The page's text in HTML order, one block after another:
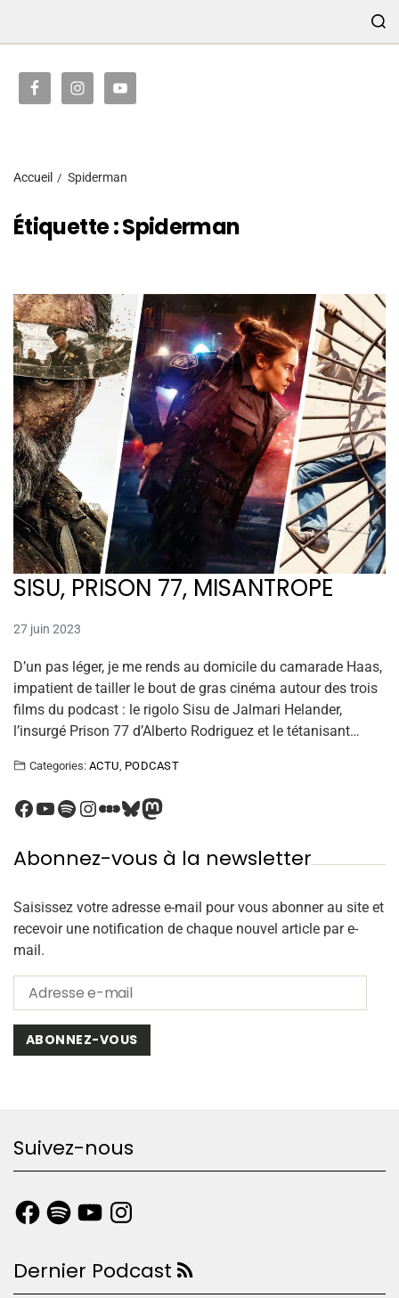
Accueil Spiderman
Étiquette :Spiderman
SISU, PRISON 77, MISANTROPE
27 juin 2023
D’un pas léger, je me rends au domicile du camarade Haas,
impatient de tailler le bout de gras cinéma autour des trois
films du podcast : le rigolo Sisu de Jalmari Helander,
l’insurgé Prison 77 d’Alberto Rodriguez et le tétanisant…
Categories: ACTU PODCAST
Abonnez-vous à la newsletter
Saisissez votre adresse e-mail pour vous abonner au site et
recevoir une notification de chaque nouvel article par e-
mail.
ABONNEZ-VOUS
Suivez-nous
Dernier Podcast